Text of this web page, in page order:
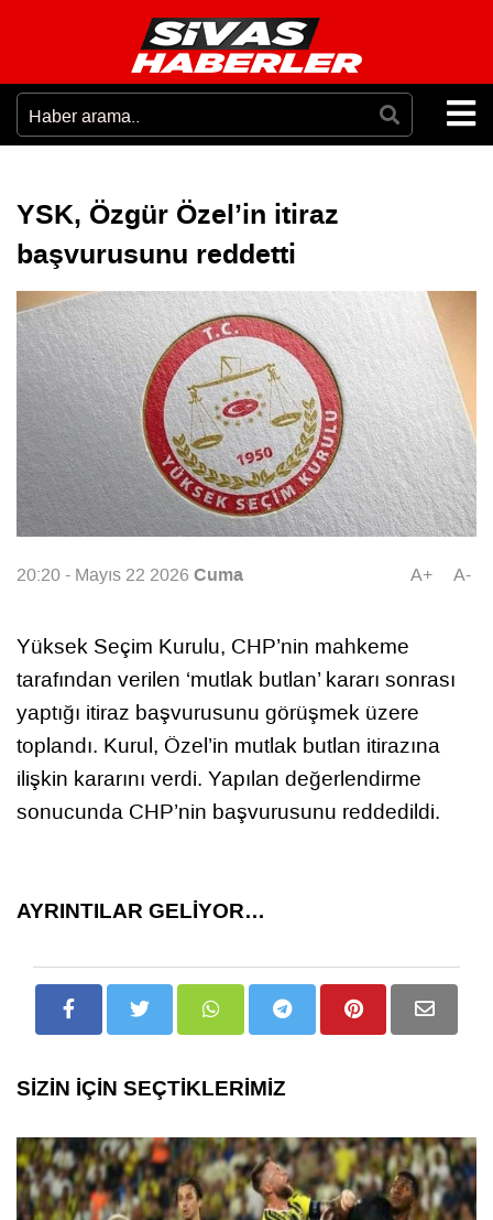
YSK, Özgür Özel’in itiraz
başvurusunu reddetti
20:20 - Mayıs 22 2026 Cuma A+ A-
Yüksek Seçim Kurulu, CHP’nin mahkeme
tarafından verilen ‘mutlak butlan’ kararı sonrası
yaptığı itiraz başvurusunu görüşmek üzere
toplandı. Kurul, Özel’in mutlak butlan itirazına
ilişkin kararını verdi. Yapılan değerlendirme
sonucunda CHP’nin başvurusunu reddedildi.
AYRINTILAR GELİYOR…
SİZİN İÇİN SEÇTİKLERİMİZ